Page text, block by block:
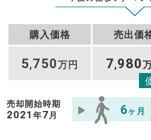
購入価格 売出価
5,750万円 7,980
売却開始時期
2021年7 月 6ヶ月